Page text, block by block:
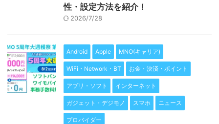
性・設定方法を紹介！
2026/7/28
Android Apple MNO(キャリア)
WiFi・Network・BT お金・決済・ポイント
アプリ・ソフト インターネット
ガジェット・デジモノ スマホ ニュース
プロバイダー